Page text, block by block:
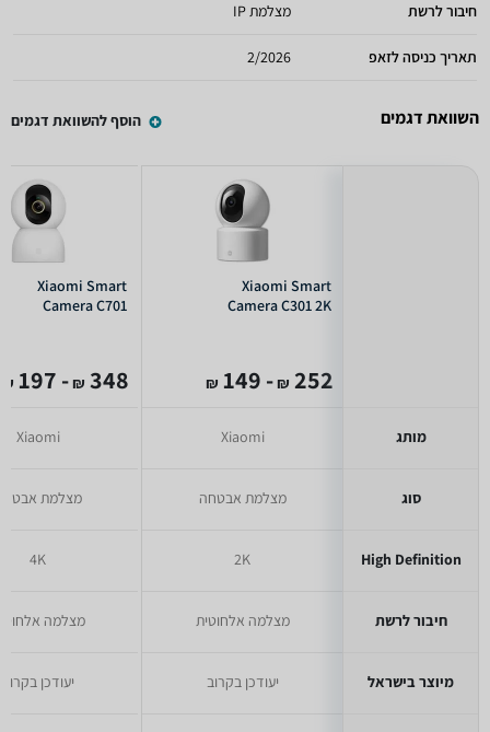
חיבור לרשת מצלמת IP
תאריך כניסה לזאפ 2/2026
השוואת דגמים הוסף להשוואת דגמים
מותג
סוג
High Definition
חיבור לרשת
מיוצר בישראל
Xiaomi Smart
Camera C301 2K
252
₪
- 149
₪
Xiaomi
מצלמת אבטחה
2K
מצלמה אלחוטית
יעודכן בקרוב
Xiaomi Smart
Camera C701
348
₪
- 197
₪
Xiaomi
מצלמת
4K
מצלמה
יעודכן בקרוב